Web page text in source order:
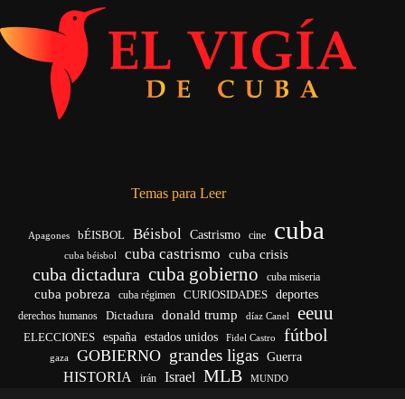
Temas para Leer
Apagones bÉISBOL Béisbol Castrismo cine cuba
cuba béisbol cuba castrismo cuba crisis
cuba dictadura cuba gobierno cuba miseria
cuba pobreza cuba régimen CURIOSIDADES deportes
derechos humanos Dictadura donald trump díaz Canel eeuu
ELECCIONES españa estados unidos Fidel Castro fútbol
gaza GOBIERNO grandes ligas Guerra
HISTORIA irán Israel MLB MUNDO